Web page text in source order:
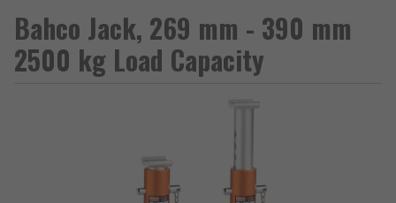
Bahco Jack, 269 mm - 390 mm
2500 kg Load Capacity